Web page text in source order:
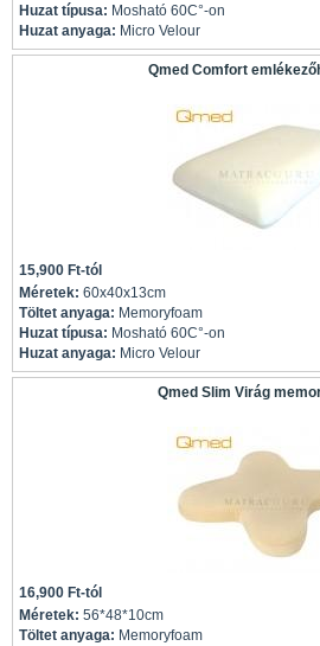
Huzat típusa: Mosható 60C°-on
Huzat anyaga: Micro Velour
Qmed Comfort
15,900 Ft-tól
Méretek: 60x40x13cm
Töltet anyaga: Memoryfoam
Huzat típusa: Mosható 60C°-on
Huzat anyaga: Micro Velour
Qmed Slim Virág
16,900 Ft-tól
Méretek: 56*48*10cm
Töltet anyaga: Memoryfoam